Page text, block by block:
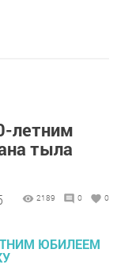
летним
тыла
2189 0 0